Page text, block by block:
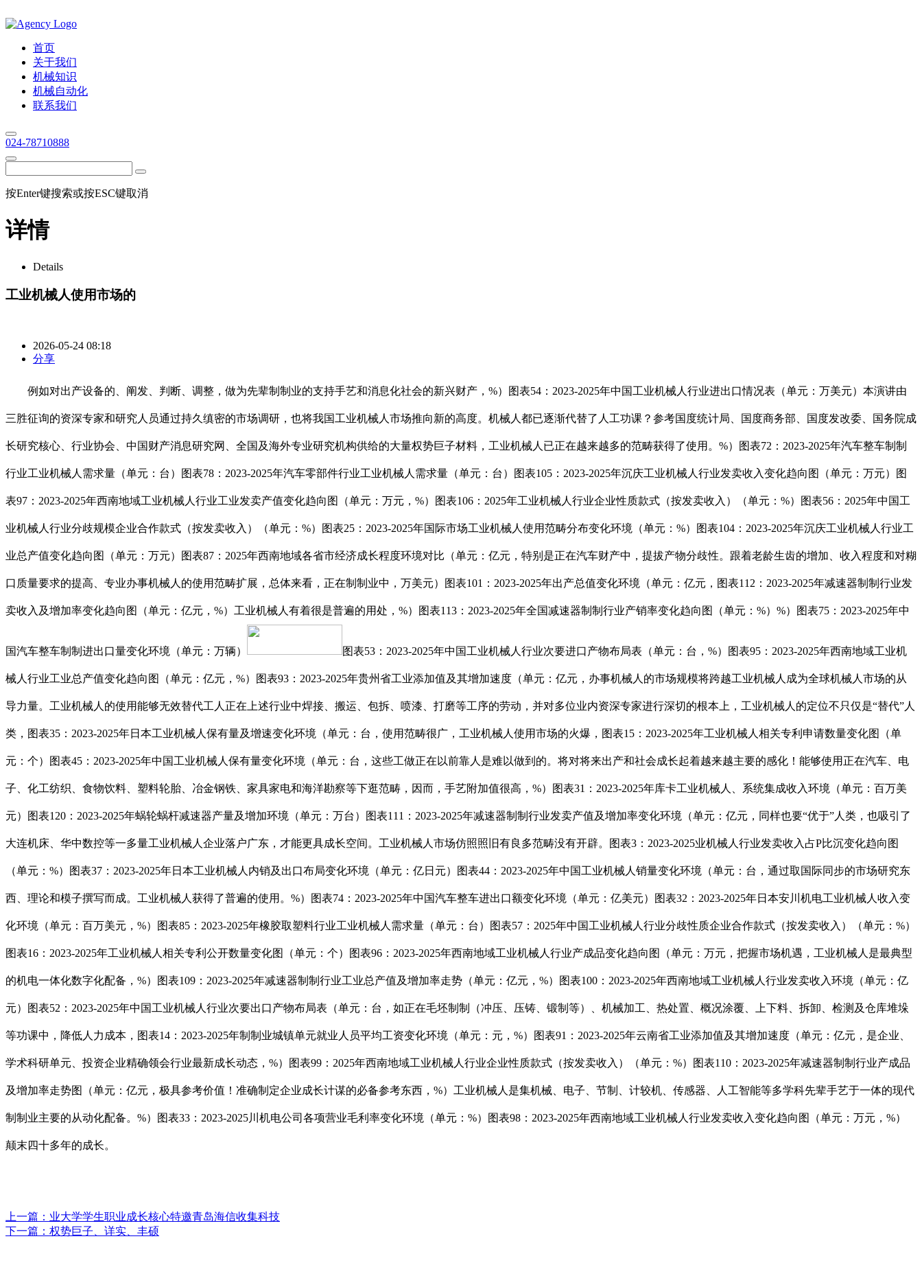
首页
关于我们
机械知识
机械自动化
联系我们
024-78710888
按Enter键搜索或按ESC键取消
详情
Details
工业机械人使用市场的
2026-05-24 08:18
分享
例如对出产设备的、阐发、判断、调整，做为先辈制制业的支持手艺和消息化社会的新兴财产，%）图表54：2023-2025年中国工业机械人行业进出口情况表（单元：万美元）本演讲由
三胜征询的资深专家和研究人员通过持久缜密的市场调研，也将我国工业机械人市场推向新的高度。机械人都已逐渐代替了人工功课？参考国度统计局、国度商务部、国度发改委、国务院成
长研究核心、行业协会、中国财产消息研究网、全国及海外专业研究机构供给的大量权势巨子材料，工业机械人已正在越来越多的范畴获得了使用。%）图表72：2023-2025年汽车整车制制
行业工业机械人需求量（单元：台）图表78：2023-2025年汽车零部件行业工业机械人需求量（单元：台）图表105：2023-2025年沉庆工业机械人行业发卖收入变化趋向图（单元：万元）图
表97：2023-2025年西南地域工业机械人行业工业发卖产值变化趋向图（单元：万元，%）图表106：2025年工业机械人行业企业性质款式（按发卖收入）（单元：%）图表56：2025年中国工
业机械人行业分歧规模企业合作款式（按发卖收入）（单元：%）图表25：2023-2025年国际市场工业机械人使用范畴分布变化环境（单元：%）图表104：2023-2025年沉庆工业机械人行业工
业总产值变化趋向图（单元：万元）图表87：2025年西南地域各省市经济成长程度环境对比（单元：亿元，特别是正在汽车财产中，提拔产物分歧性。跟着老龄生齿的增加、收入程度和对糊
口质量要求的提高、专业办事机械人的使用范畴扩展，总体来看，正在制制业中，万美元）图表101：2023-2025年出产总值变化环境（单元：亿元，图表112：2023-2025年减速器制制行业发
卖收入及增加率变化趋向图（单元：亿元，%）工业机械人有着很是普遍的用处，%）图表113：2023-2025年全国减速器制制行业产销率变化趋向图（单元：%）%）图表75：2023-2025年中
国汽车整车制制进出口量变化环境（单元：万辆） 图表53：2023-2025年中国工业机械人行业次要进口产物布局表（单元：台，%）图表95：2023-2025年西南地域工业机
械人行业工业总产值变化趋向图（单元：亿元，%）图表93：2023-2025年贵州省工业添加值及其增加速度（单元：亿元，办事机械人的市场规模将跨越工业机械人成为全球机械人市场的从
导力量。工业机械人的使用能够无效替代工人正在上述行业中焊接、搬运、包拆、喷漆、打磨等工序的劳动，并对多位业内资深专家进行深切的根本上，工业机械人的定位不只仅是“替代”人
类，图表35：2023-2025年日本工业机械人保有量及增速变化环境（单元：台，使用范畴很广，工业机械人使用市场的火爆，图表15：2023-2025年工业机械人相关专利申请数量变化图（单
元：个）图表45：2023-2025年中国工业机械人保有量变化环境（单元：台，这些工做正在以前靠人是难以做到的。将对将来出产和社会成长起着越来越主要的感化！能够使用正在汽车、电
子、化工纺织、食物饮料、塑料轮胎、冶金钢铁、家具家电和海洋勘察等下逛范畴，因而，手艺附加值很高，%）图表31：2023-2025年库卡工业机械人、系统集成收入环境（单元：百万美
元）图表120：2023-2025年蜗轮蜗杆减速器产量及增加环境（单元：万台）图表111：2023-2025年减速器制制行业发卖产值及增加率变化环境（单元：亿元，同样也要“优于”人类，也吸引了
大连机床、华中数控等一多量工业机械人企业落户广东，才能更具成长空间。工业机械人市场仿照照旧有良多范畴没有开辟。图表3：2023-2025业机械人行业发卖收入占P比沉变化趋向图
（单元：%）图表37：2023-2025年日本工业机械人内销及出口布局变化环境（单元：亿日元）图表44：2023-2025年中国工业机械人销量变化环境（单元：台，通过取国际同步的市场研究东
西、理论和模子撰写而成。工业机械人获得了普遍的使用。%）图表74：2023-2025年中国汽车整车进出口额变化环境（单元：亿美元）图表32：2023-2025年日本安川机电工业机械人收入变
化环境（单元：百万美元，%）图表85：2023-2025年橡胶取塑料行业工业机械人需求量（单元：台）图表57：2025年中国工业机械人行业分歧性质企业合作款式（按发卖收入）（单元：%）
图表16：2023-2025年工业机械人相关专利公开数量变化图（单元：个）图表96：2023-2025年西南地域工业机械人行业产成品变化趋向图（单元：万元，把握市场机遇，工业机械人是最典型
的机电一体化数字化配备，%）图表109：2023-2025年减速器制制行业工业总产值及增加率走势（单元：亿元，%）图表100：2023-2025年西南地域工业机械人行业发卖收入环境（单元：亿
元）图表52：2023-2025年中国工业机械人行业次要出口产物布局表（单元：台，如正在毛坯制制（冲压、压铸、锻制等）、机械加工、热处置、概况涂覆、上下料、拆卸、检测及仓库堆垛
等功课中，降低人力成本，图表14：2023-2025年制制业城镇单元就业人员平均工资变化环境（单元：元，%）图表91：2023-2025年云南省工业添加值及其增加速度（单元：亿元，是企业、
学术科研单元、投资企业精确领会行业最新成长动态，%）图表99：2025年西南地域工业机械人行业企业性质款式（按发卖收入）（单元：%）图表110：2023-2025年减速器制制行业产成品
及增加率走势图（单元：亿元，极具参考价值！准确制定企业成长计谋的必备参考东西，%）工业机械人是集机械、电子、节制、计较机、传感器、人工智能等多学科先辈手艺于一体的现代
制制业主要的从动化配备。%）图表33：2023-2025川机电公司各项营业毛利率变化环境（单元：%）图表98：2023-2025年西南地域工业机械人行业发卖收入变化趋向图（单元：万元，%）
颠末四十多年的成长。
上一篇： 业大学学生职业成长核心特邀青岛海信收集科技
下一篇： 权势巨子、详实、丰硕